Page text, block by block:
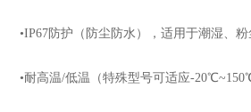
•IP67防护（防尘防水），适用于潮湿、粉
•耐高温/低温（特殊型号可适应-20℃~150℃